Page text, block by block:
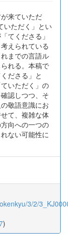
来ていただ
ただく」とい
てくださる」
えられている
までの言語ル
れる。本稿で
ださる」と
いただく」の
認しつつ、そ
敬語意識にお
て、複雑な体
向への一つの
ない可能性に
3/2/
)